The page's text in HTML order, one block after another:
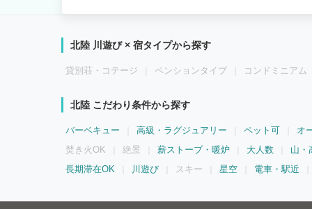
北陸 川遊び × 宿タイプから探す
貸別荘・コテージ ペンションタイプ コンドミニアム
北陸 こだわり条件から探す
バーベキュー 高級・ラグジュアリー ペット可 オ
焚き火OK
絶景 薪ストーブ・暖炉 大人数 山・
長期滞在OK
川遊び スキー 星空 電車・駅近